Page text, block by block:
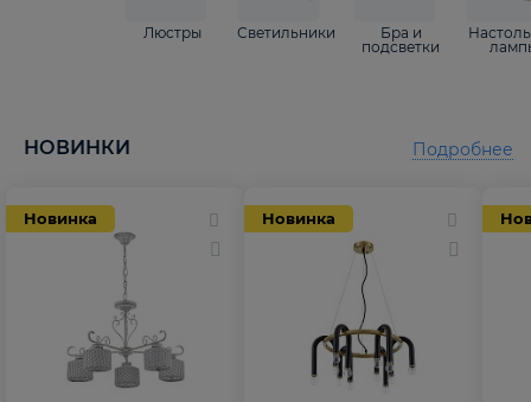
Люстры Светильники
Бра и
подсветки
НОВИНКИ
Новинка Новинка
Подробнее